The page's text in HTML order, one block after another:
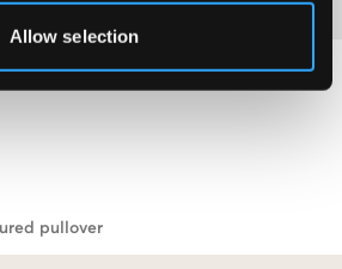
Allow selection
pullover